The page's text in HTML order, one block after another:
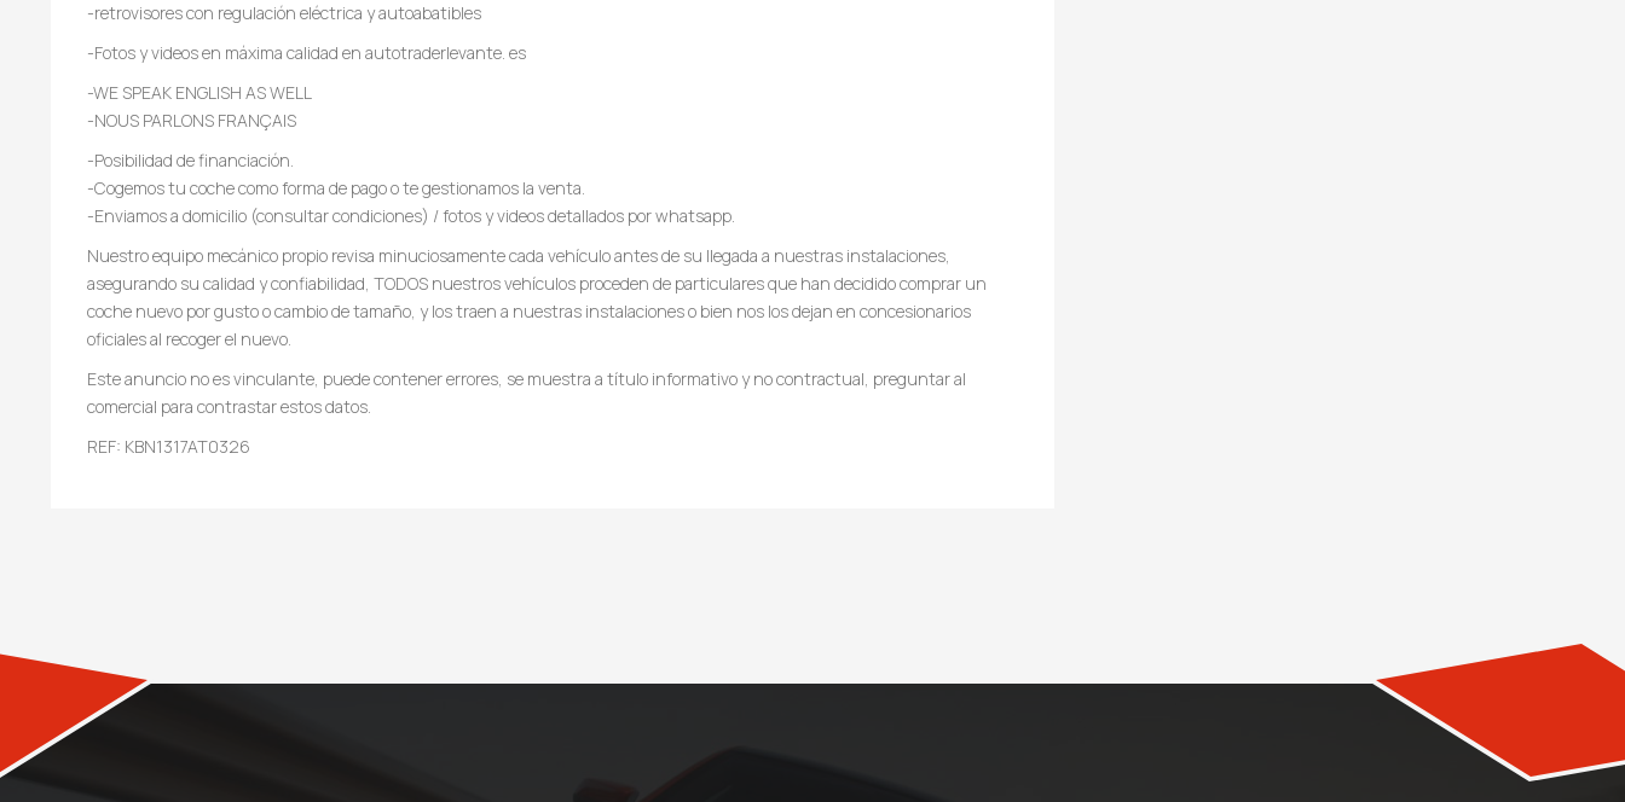
-retrovisores con regulación eléctrica y autoabatibles
-Fotos y videos en máxima calidad en autotraderlevante. es
-WE SPEAK ENGLISH AS WELL
-NOUS PARLONS FRANÇAIS
-Posibilidad de financiación.
-Cogemos tu coche como forma de pago o te gestionamos la venta.
-Enviamos a domicilio (consultar condiciones) / fotos y videos detallados por whatsapp.
Nuestro equipo mecánico propio revisa minuciosamente cada vehículo antes de su llegada a nuestras instalaciones,
asegurando su calidad y confiabilidad, TODOS nuestros vehículos proceden de particulares que han decidido comprar un
coche nuevo por gusto o cambio de tamaño, y los traen a nuestras instalaciones o bien nos los dejan en concesionarios
oficiales al recoger el nuevo.
Este anuncio no es vinculante, puede contener errores, se muestra a título informativo y no contractual, preguntar al
comercial para contrastar estos datos.
REF: KBN1317AT0326